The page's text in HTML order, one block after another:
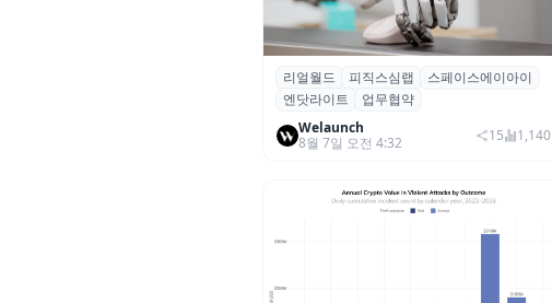
리얼월드, 로봇테크 스타트업 3곳과 손
잡고 휴머노이드 표준 만든다
리얼월드 피직스심랩
스페이스에이아이
엔닷라이트
업무협약
Welaunch
8월 7일 오전 4:32
15 1,140